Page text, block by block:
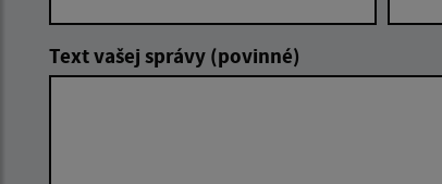
Text vašej správy (povinné)